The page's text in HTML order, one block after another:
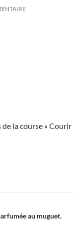
la course « Courir
au muguet.